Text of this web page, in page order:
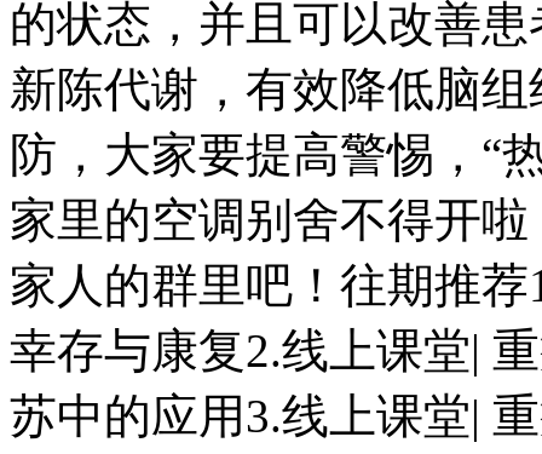
的状态，并且可以改善
新陈代谢，有效降低脑
防，大家要提高警惕，“
家里的空调别舍不得开
家人的群里吧！往期推
幸存与康复2.线上课堂|
苏中的应用3.线上课堂|